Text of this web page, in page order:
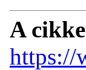
A
https://